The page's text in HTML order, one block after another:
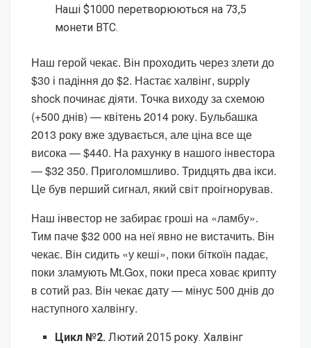
Наші $1000 перетворюються на 73,5
монети BTC.
Наш герой чекає. Він проходить через злети до
$30 і падіння до $2. Настає халвінг, supply
shock починає діяти. Точка виходу за схемою
(+500 днів) — квітень 2014 року. Бульбашка
2013 року вже здувається, але ціна все ще
висока — $440. На рахунку в нашого інвестора
— $32 350. Приголомшливо. Тридцять два ікси.
Це був перший сигнал, який світ проігнорував.
Наш інвестор не забирає гроші на «ламбу».
Тим паче $32 000 на неї явно не вистачить. Він
чекає. Він сидить «у кеші», поки біткоїн падає,
поки зламують Mt.Gox, поки преса ховає крипту
в сотий раз. Він чекає дату — мінус 500 днів до
наступного халвінгу.
Цикл №2. Лютий 2015 року. Халвінг